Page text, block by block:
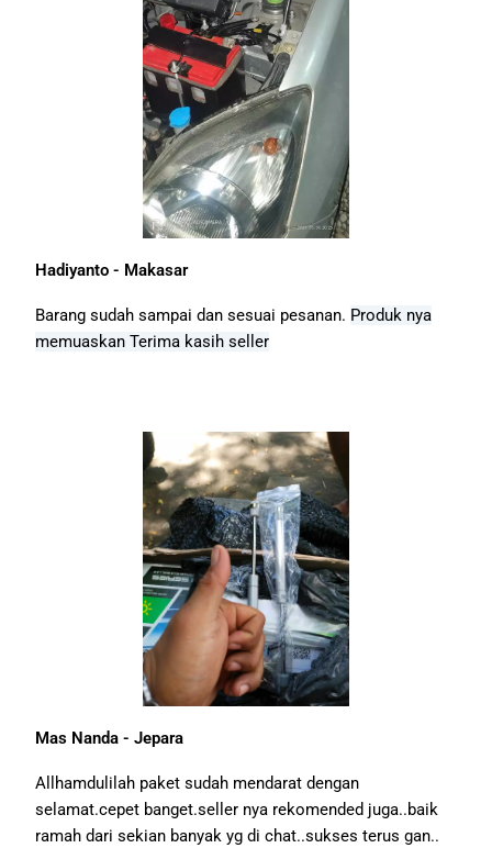
Hadiyanto - Makasar
Barang sudah sampai dan sesuai pesanan. Produk nya
memuaskanTerima kasih seller
Mas Nanda - Jepara
Allhamdulilah paket sudah mendarat dengan
selamat.cepet banget.seller nya rekomended juga..baik
ramah dari sekian banyak yg di chat..sukses terus gan..